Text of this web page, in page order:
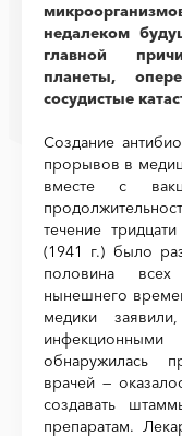
недалеком
главной
планеты,
сосудистые
Создание
прорывов в
вместе с
течение
(1941 г.) было
половина
нынешнего
медики
обнаружилась
врачей —
создавать
препаратам.